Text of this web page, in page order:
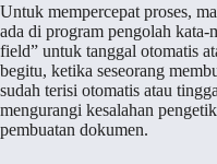
Untuk mempercepat proses,
ada di program pengolah kata-
field” untuk tanggal otomatis
begitu, ketika seseorang
sudah terisi otomatis atau
mengurangi kesalahan
pembuatan dokumen.